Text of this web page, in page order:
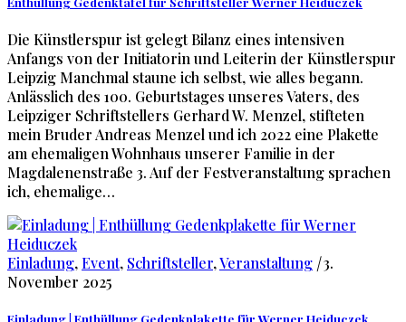
Die Künstlerspur ist gelegt Bilanz eines intensiven
Anfangs von der Initiatorin und Leiterin der Künstlerspur
Leipzig Manchmal staune ich selbst, wie alles begann.
Anlässlich des 100. Geburtstages unseres Vaters, des
Leipziger Schriftstellers Gerhard W. Menzel, stifteten
mein Bruder Andreas Menzel und ich 2022 eine Plakette
am ehemaligen Wohnhaus unserer Familie in der
Magdalenenstraße 3. Auf der Festveranstaltung sprachen
ich, ehemalige…
Einladung,Event, Schriftsteller,Veranstaltung |3.
November 2025